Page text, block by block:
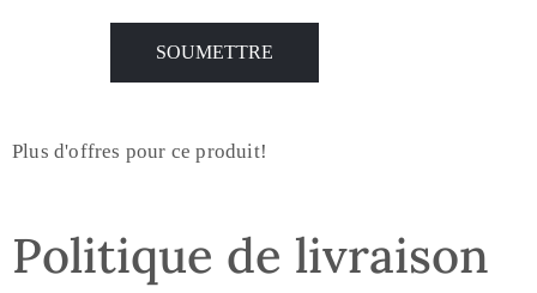
Plus d'offres pour ce produit!
Politique de livraison